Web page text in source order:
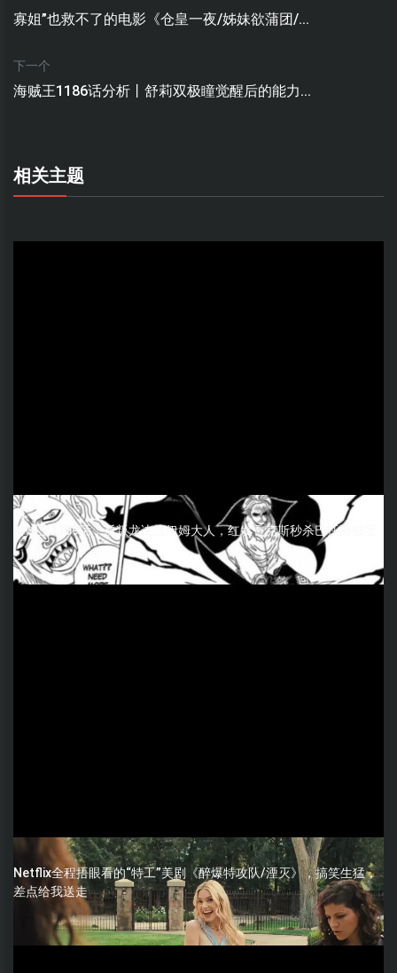
寡姐”也救不了的电影《仓皇一夜/姊妹欲蒲团/...
下一个
海贼王1186话分析丨舒莉双极瞳觉醒后的能力...
相关主题
海贼王1189话：反叛龙决战伊姆大人，红发香克斯秒杀巴托海贼团
Netflix全程捂眼看的“特工”美剧《醉爆特攻队/湮灭》，搞笑生猛，
差点给我送走